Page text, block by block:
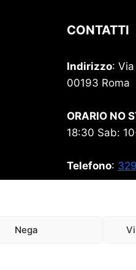
Nega
CONTATTI
Indirizzo:
00193 Roma
ORARIO NO
18:30 Sab:
Telefono: